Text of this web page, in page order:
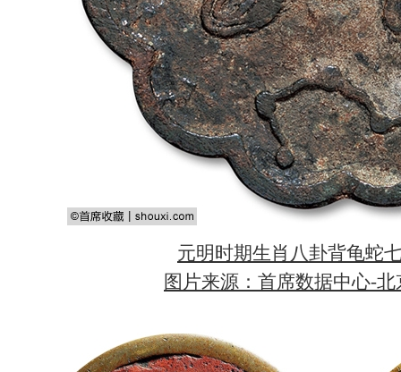
元明时期生肖八卦背龟蛇
图片来源：首席数据中心-